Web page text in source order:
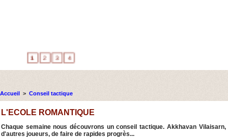
Accueil > Conseil tactique
L'ECOLE ROMANTIQUE
Chaque semaine nous découvrons un conseil tactique. Akkhavan
d'autres joueurs, de faire de rapides progrès...